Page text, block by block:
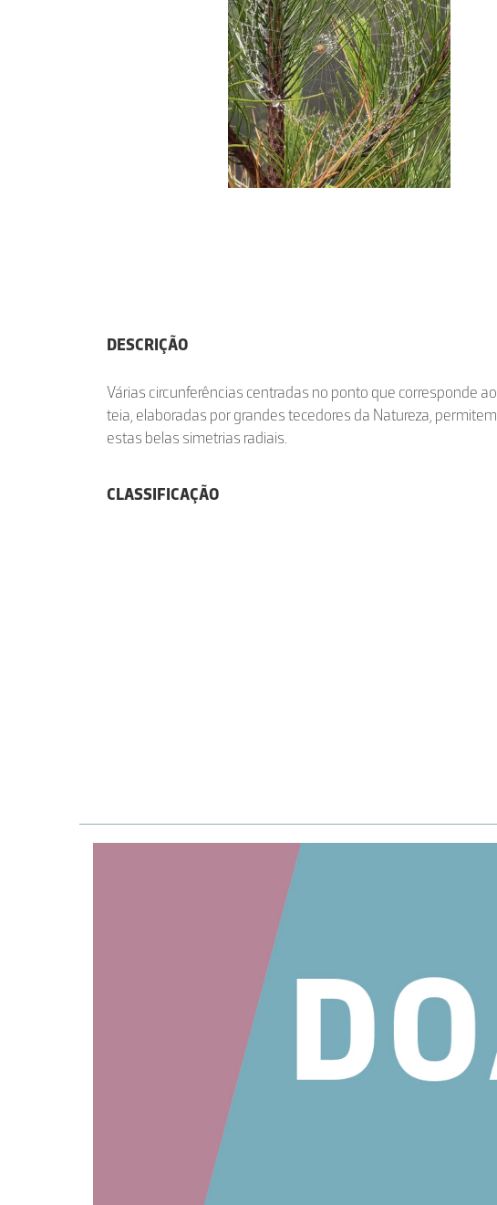
DESCRIÇÃO
Várias circunferências centradas no ponto que corresponde
teia, elaboradas por grandes tecedores da Natureza,
estas belas simetrias radiais.
CLASSIFICAÇÃO